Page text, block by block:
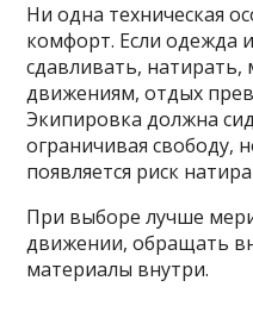
Ни одна техническая
комфорт. Если одежда
сдавливать,
движениям, отдых
Экипировка должна
ограничивая свободу,
появляется риск
При выборе лучше
движении, обращать
материалы внутри.